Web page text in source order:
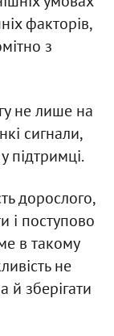
факторів,
з
не лише на
сигнали,
підтримці.
дорослого,
і поступово
в такому
не
й зберігати